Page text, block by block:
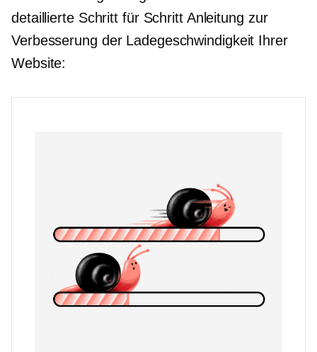
detaillierte Schritt für SchrittAnleitung zur
Verbesserung der Ladegeschwindigkeit Ihrer
Website: